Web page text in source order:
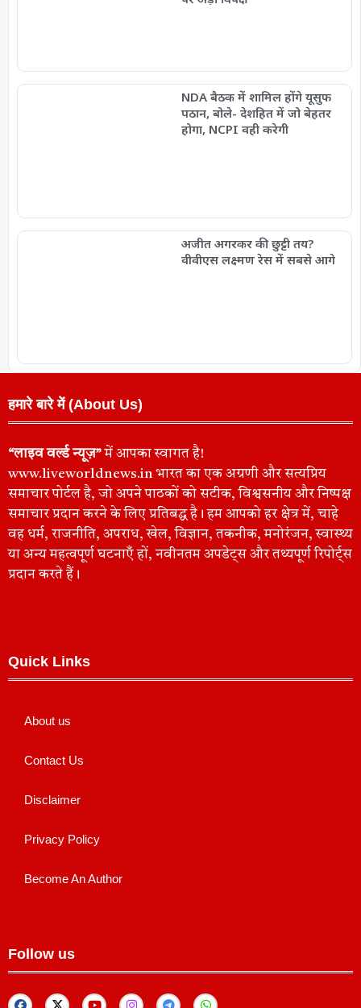
NDA बैठक में शामिल होंगे यूसुफ
पठान, बोले- देशहित में जो बेहतर
होगा, NCPI वही करेगी
अजीत अगरकर की छुट्टी तय?
वीवीएस लक्ष्मण रेस में सबसे आगे
हमारे बारे में (About Us)
“लाइव वर्ल्ड न्यूज़”में आपका स्वागत है!
www.liveworldnews.in भारत का एक अग्रणी और सत्यप्रिय
समाचार पोर्टल है, जो अपने पाठकों को सटीक, विश्वसनीय और निष्पक्ष
समाचार प्रदान करने के लिए प्रतिबद्ध है। हम आपको हर क्षेत्र में, चाहे
वह धर्म, राजनीति, अपराध, खेल, विज्ञान, तकनीक, मनोरंजन, स्वास्थ्य
या अन्य महत्वपूर्ण घटनाएँ हों, नवीनतम अपडेट्स और तथ्यपूर्ण रिपोर्ट्स
प्रदान करते हैं।
Quick Links
About us
Contact Us
Disclaimer
Privacy Policy
Become An Author
Follow us